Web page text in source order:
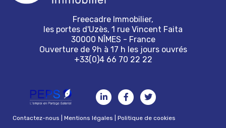
Freecadre Immobilier,
les portes d'Uzès, 1 rue Vincent Faita
30000 NÎMES - France
Ouverture de 9h à 17 h les jours ouvrés
+33(0)4 66 70 22 22
Contactez-nous |Mentions légales |Politique de cookies